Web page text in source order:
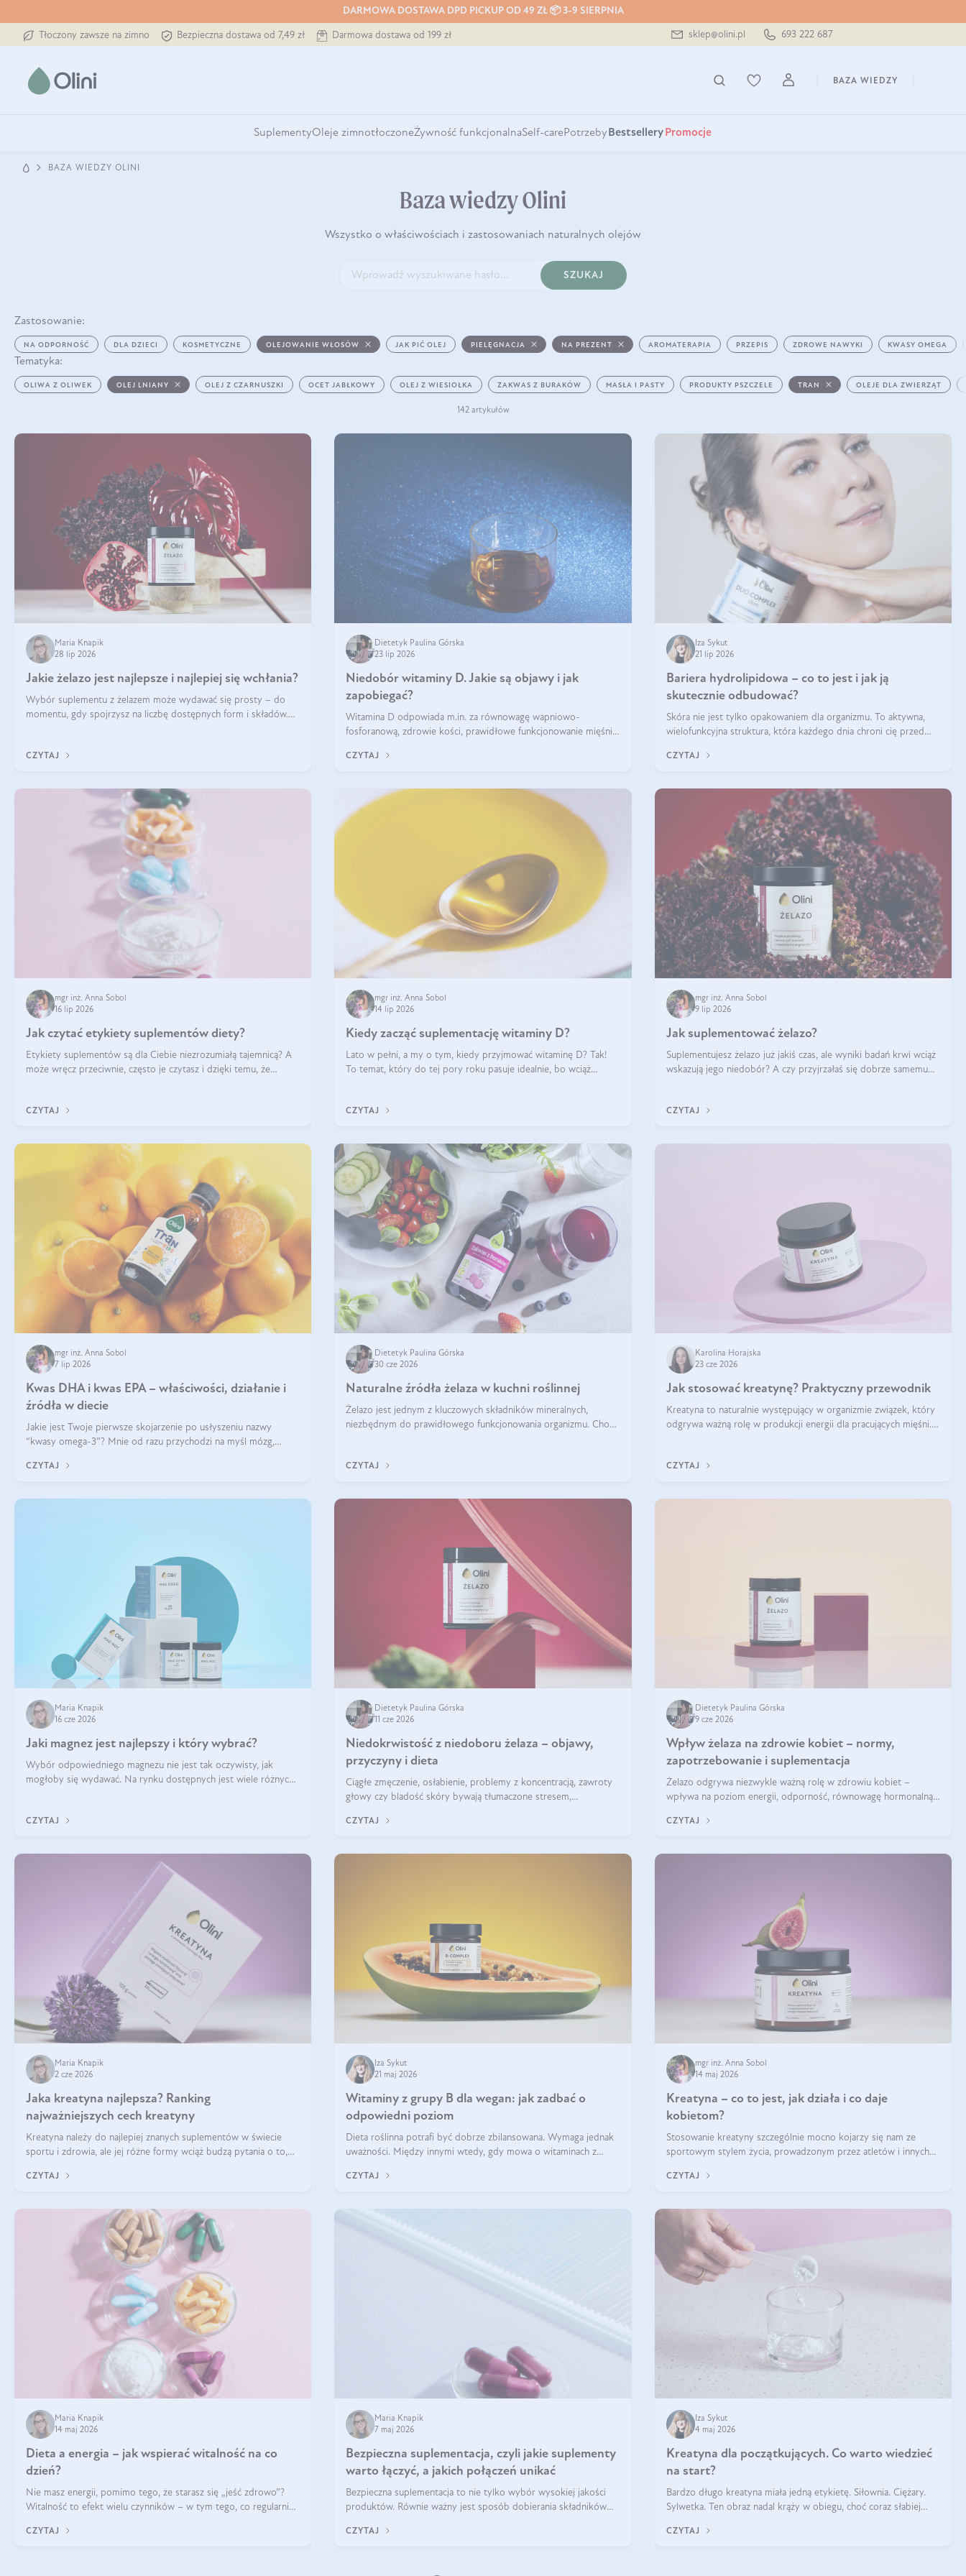
DARMOWA DOSTAWA DPD PICKUP OD 49 ZŁ 📦 3-9 SIERPNIA
Tłoczony zawsze na zimno Bezpieczna dostawa od 7,49 zł Darmowa dostawa od 199 zł sklep@olini.pl 693 222 687
BAZA WIEDZY
SuplementyOleje zimnotłoczoneŻywność funkcjonalnaSelf-carePotrzeby Bestsellery Promocje
BAZA WIEDZY OLINI
Baza wiedzy Olini
Wszystko o właściwościach i zastosowaniach naturalnych olejów
SZUKAJ
Zastosowanie:
NA ODPORNOŚĆ DLA DZIECI KOSMETYCZNE OLEJOWANIE WŁOSÓW JAK PIĆ OLEJ PIELĘGNACJA NA PREZENT AROMATERAPIA PRZEPIS ZDROWE NAWYKI KWASY OMEGA
Tematyka:
OLIWA Z OLIWEK OLEJ LNIANY OLEJ Z CZARNUSZKI OCET JABŁKOWY OLEJ Z WIESIOŁKA ZAKWAS Z BURAKÓW MASŁA I PASTY PRODUKTY PSZCZELE TRAN OLEJE DLA ZWIERZĄT
142 artykułów
Maria Knapik
28 lip 2026
Jakie żelazo jest najlepsze i najlepiej się wchłania?
Wybór suplementu z żelazem może wydawać się prosty – do
momentu, gdy spojrzysz na liczbę dostępnych form i składów.
suplement?
CZYTAJ
Dietetyk Paulina Górska
23 lip 2026
Niedobór witaminy D. Jakie są objawy i jak
zapobiegać?
Witamina D odpowiada m.in. za równowagę wapniowo-
fosforanową, zdrowie kości, prawidłowe funkcjonowanie mięśni i
pod wpływem słońca, niedobór witaminy D pozostaje częstym
CZYTAJ
Iza Sykut
21 lip 2026
Bariera hydrolipidowa – co to jest i jak ją
skutecznie odbudować?
Skóra nie jest tylko opakowaniem dla organizmu. To aktywna,
wielofunkcyjna struktura, która każdego dnia chroni cię przed
środowiskowymi. Jednym z jej kluczowych elementów jest
CZYTAJ
mgr inż. Anna Sobol
16 lip 2026
Jak czytać etykiety suplementów diety?
Etykiety suplementów są dla Ciebie niezrozumiałą tajemnicą? A
może wręcz przeciwnie, często je czytasz i dzięki temu, że
CZYTAJ
mgr inż. Anna Sobol
14 lip 2026
Kiedy zacząć suplementację witaminy D?
Lato w pełni, a my o tym, kiedy przyjmować witaminę D? Tak!
To temat, który do tej pory roku pasuje idealnie, bo wciąż
słońcu, aby witami
CZYTAJ
mgr inż. Anna Sobol
9 lip 2026
Jak suplementować żelazo?
Suplementujesz żelazo już jakiś czas, ale wyniki badań krwi wciąż
wskazują jego niedobór? A czy przyjrzałaś się dobrze samemu
CZYTAJ
mgr inż. Anna Sobol
7 lip 2026
Kwas DHA i kwas EPA – właściwości, działanie i
źródła w diecie
Jakie jest Twoje pierwsze skojarzenie po usłyszeniu nazwy
“kwasy omega-3”? Mnie od razu przychodzi na myśl mózg,
skupimy się głównie na dwóch kwasach z tej rodziny: DHA oraz
CZYTAJ
Dietetyk Paulina Górska
30 cze 2026
Naturalne źródła żelaza w kuchni roślinnej
Żelazo jest jednym z kluczowych składników mineralnych,
niezbędnym do prawidłowego funkcjonowania organizmu. Choć
źródeł tego pierwiastka.
CZYTAJ
Karolina Horajska
23 cze 2026
Jak stosować kreatynę? Praktyczny przewodnik
Kreatyna to naturalnie występujący w organizmie związek, który
odgrywa ważną rolę w produkcji energii dla pracujących mięśni.
prze
CZYTAJ
Maria Knapik
16 cze 2026
Jaki magnez jest najlepszy i który wybrać?
Wybór odpowiedniego magnezu nie jest tak oczywisty, jak
mogłoby się wydawać. Na rynku dostępnych jest wiele różnych
CZYTAJ
Dietetyk Paulina Górska
11 cze 2026
Niedokrwistość z niedoboru żelaza – objawy,
przyczyny i dieta
Ciągłe zmęczenie, osłabienie, problemy z koncentracją, zawroty
głowy czy bladość skóry bywają tłumaczone stresem,
może być niedokrwistość z niedoboru żelaza.
CZYTAJ
Dietetyk Paulina Górska
9 cze 2026
Wpływ żelaza na zdrowie kobiet – normy,
zapotrzebowanie i suplementacja
Żelazo odgrywa niezwykle ważną rolę w zdrowiu kobiet –
wpływa na poziom energii, odporność, równowagę hormonalną i
niedobór może prowadzić m.in. do zmęczenia, bólów i zawrotów
CZYTAJ
Maria Knapik
2 cze 2026
Jaka kreatyna najlepsza? Ranking
najważniejszych cech kreatyny
Kreatyna należy do najlepiej znanych suplementów w świecie
sportu i zdrowia, ale jej różne formy wciąż budzą pytania o to,
przyglądamy się temu, jaka forma kreatyny jest najlepsza.
CZYTAJ
Iza Sykut
21 maj 2026
Witaminy z grupy B dla wegan: jak zadbać o
odpowiedni poziom
Dieta roślinna potrafi być dobrze zbilansowana. Wymaga jednak
uważności. Między innymi wtedy, gdy mowa o witaminach z
naczyń połączonych.
CZYTAJ
mgr inż. Anna Sobol
14 maj 2026
Kreatyna – co to jest, jak działa i co daje
kobietom?
Stosowanie kreatyny szczególnie mocno kojarzy się nam ze
sportowym stylem życia, prowadzonym przez atletów i innych
ten naturalny metabolit aminokwasów poprawia wydolność i
CZYTAJ
Maria Knapik
14 maj 2026
Dieta a energia – jak wspierać witalność na co
dzień?
Nie masz energii, pomimo tego, że starasz się „jeść zdrowo”?
Witalność to efekt wielu czynników – w tym tego, co regularnie
się w zależności od osoby
CZYTAJ
Maria Knapik
7 maj 2026
Bezpieczna suplementacja, czyli jakie suplementy
warto łączyć, a jakich połączeń unikać
Bezpieczna suplementacja to nie tylko wybór wysokiej jakości
produktów. Równie ważny jest sposób dobierania składników
łączyć suplementy diety? Poznaj nasze wskazówki.
CZYTAJ
Iza Sykut
4 maj 2026
Kreatyna dla początkujących. Co warto wiedzieć
na start?
Bardzo długo kreatyna miała jedną etykietę. Siłownia. Ciężary.
Sylwetka. Ten obraz nadal krąży w obiegu, choć coraz słabiej
kreatyna nie powstała na potrzeby treningu. Jest naturalnym
CZYTAJ